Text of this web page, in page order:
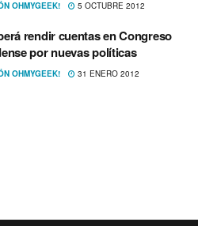
OHMYGEEK! 5 OCTUBRE 2012
rendir cuentas en Congreso
por nuevas polí­ticas
OHMYGEEK! 31 ENERO 2012